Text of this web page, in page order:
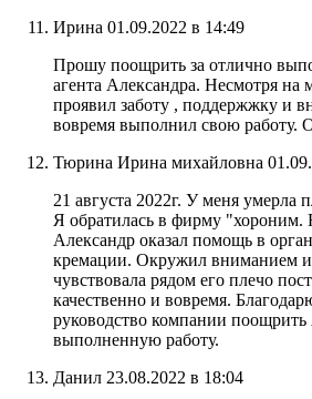
Ирина 01.09.2022 в 14:49
Прошу поощрить за отлично
агента Александра. Несмотря на
проявил заботу , поддержжку и
вовремя выполнил свою работу.
Тюрина Ирина михайловна
21 августа 2022г. У меня умерла
Я обратилась в фирму "хороним.
Александр оказал помощь в
кремации. Окружил вниманием и
чувствовала рядом его плечо
качественно и вовремя.
руководство компании поощрить
выполненную работу.
Данил 23.08.2022 в 18:04